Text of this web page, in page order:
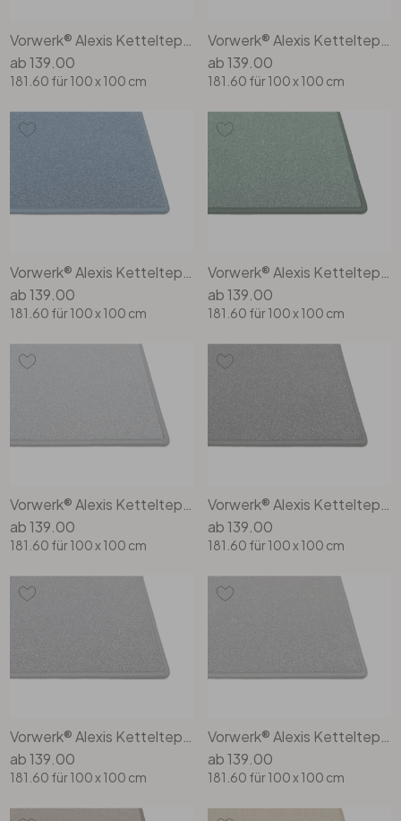
Büro
Eingangsbereich
ab139.00
181.60 für 100 x 100 cm
ab139.00
181.60 für 100 x 100 cm
ab139.00
181.60 für 100 x 100 cm
ab139.00
181.60 für 100 x 100 cm
ab139.00
181.60 für 100 x 100 cm
ab139.00
181.60 für 100 x 100 cm
ab139.00
181.60 für 100 x 100 cm
ab139.00
181.60 für 100 x 100 cm